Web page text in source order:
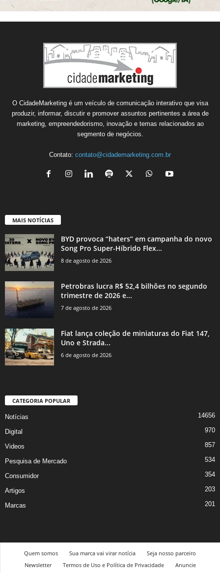
O CidadeMarketing é um veículo de comunicação interativo que visa
produzir, informar, discutir e promover assuntos pertinentes a área de
marketing, empreendedorismo, inovação e temas relacionados ao
segmento de negócios.
Contato: contato@cidademarketing.com.br
MAIS NOTÍCIAS
BYD provoca “haters” em campanha do novo
Song Pro Super-Híbrido Flex...
8 de agosto de 2026
Petrobras lucra R$ 52,4 bilhões no segundo
trimestre de 2026 e...
7 de agosto de 2026
Fiat lança coleção de miniaturas do Fiat 147,
Uno e Strada...
6 de agosto de 2026
CATEGORIA POPULAR
Notícias 14656
Digital 970
Videos 857
Pesquisa de Mercado 534
Consumidor 354
Artigos 203
Marcas 201
Quem somos Sua marca vai virar notícia
Seja nosso parceiro
Newsletter
Termos de Uso e Política de Privacidade Anuncie